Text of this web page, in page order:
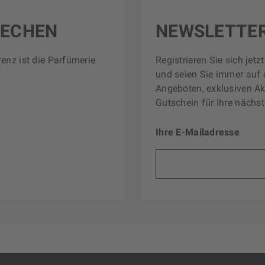
Registrieren Sie sich
und seien Sie immer auf
Angeboten, exklusiven
Gutschein für Ihre
Ihre E-Mailadresse
ist die Parfümerie